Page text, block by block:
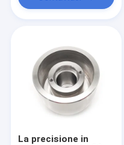
Pezzi meccanici di CNC
Parti di fresatura di CNC
Parti di giro di CNC
La precisione in